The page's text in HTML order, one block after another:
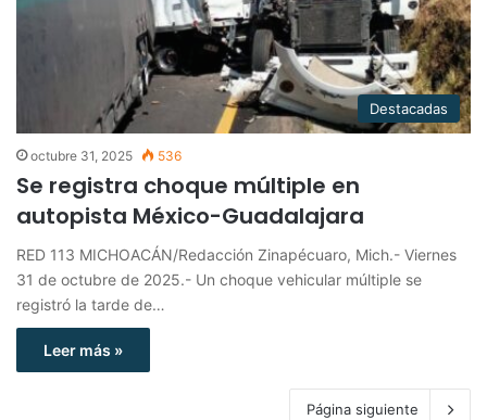
Destacadas
octubre 31, 2025 536
Se registra choque múltiple en
autopista México-Guadalajara
RED 113 MICHOACÁN/Redacción Zinapécuaro, Mich.- Viernes
31 de octubre de 2025.- Un choque vehicular múltiple se
registró la tarde de…
Leer más »
Página siguiente